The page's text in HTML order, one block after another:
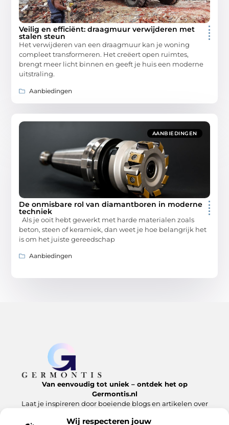
Wij respecteren jouw
Veilig en efficiënt: draagmuur verwijderen met
stalen steun
Het verwijderen van een draagmuur kan je woning
compleet transformeren. Het creëert open ruimtes,
brengt meer licht binnen en geeft je huis een moderne
uitstraling.
Aanbiedingen
AANBIEDINGEN
De onmisbare rol van diamantboren in moderne
techniek
Als je ooit hebt gewerkt met harde materialen zoals
beton, steen of keramiek, dan weet je hoe belangrijk het
is om het juiste gereedschap
Aanbiedingen
Van eenvoudig tot uniek – ontdek het op
Germontis.nl
Laat je inspireren door boeiende blogs en artikelen over